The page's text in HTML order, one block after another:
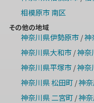
相模原市 南区
その他の地域
神奈川県伊勢原市/神
神奈川県大和市/神奈
神奈川県平塚市/神奈
神奈川県 松田町/神
神奈川県 二宮町/神